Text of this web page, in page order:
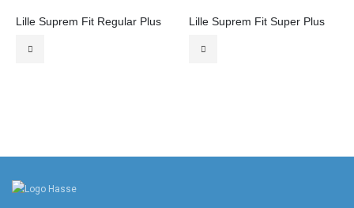
Lille Suprem Fit Regular Plus Lille Suprem Fit Super Plus